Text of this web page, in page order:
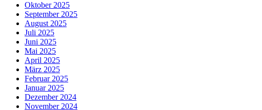
Oktober 2025
September 2025
August 2025
Juli 2025
Juni 2025
Mai 2025
April 2025
März 2025
Februar 2025
Januar 2025
Dezember 2024
November 2024